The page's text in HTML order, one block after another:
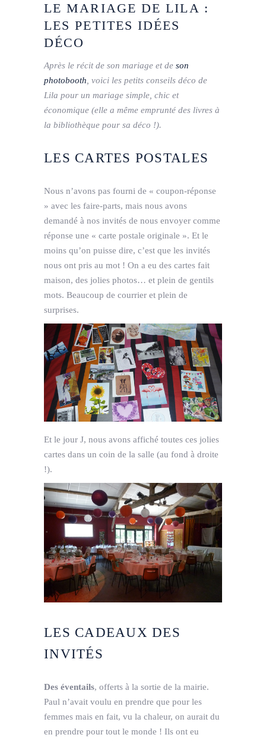
LE MARIAGE DE LILA :
LES PETITES IDÉES
DÉCO
Après le récit de son mariage et de son
photobooth , voici les petits conseils déco de
Lila pour un mariage simple, chic et
économique (elle a même emprunté des livres à
la bibliothèque pour sa déco !).
LES CARTES POSTALES
Nous n’avons pas fourni de « coupon-réponse
» avec les faire-parts, mais nous avons
demandé à nos invités de nous envoyer comme
réponse une « carte postale originale ». Et le
moins qu’on puisse dire, c’est que les invités
nous ont pris au mot ! On a eu des cartes fait
maison, des jolies photos… et plein de gentils
mots. Beaucoup de courrier et plein de
surprises.
Et le jour J, nous avons affiché toutes ces jolies
cartes dans un coin de la salle (au fond à droite
!).
LES CADEAUX DES
INVITÉS
Des éventails, offerts à la sortie de la mairie.
Paul n’avait voulu en prendre que pour les
femmes mais en fait, vu la chaleur, on aurait du
en prendre pour tout le monde ! Ils ont eu